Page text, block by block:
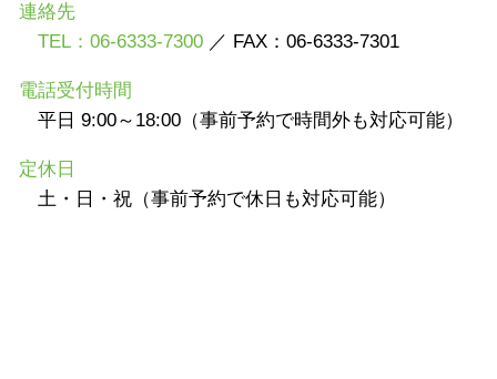
連絡先
TEL：06-6333-7300 ／ FAX：06-6333-7301
電話受付時間
平日 9:00～18:00（事前予約で時間外も対応可能）
定休日
土・日・祝（事前予約で休日も対応可能）